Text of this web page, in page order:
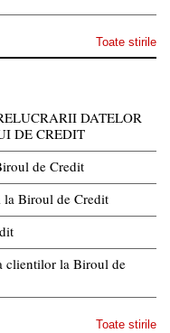
Toate stirile
DATELOR
DE CREDIT
de Credit
la Biroul de Credit
clientilor la Biroul de
Toate stirile